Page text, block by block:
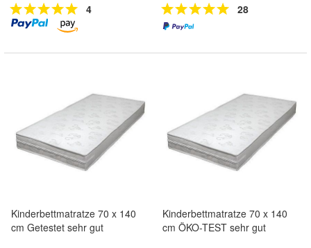
4 28
Kinderbettmatratze 70 x 140
cm Getestet sehr gut
Kinderbettmatratze 70 x 140
cm ÖKO-TEST sehr gut